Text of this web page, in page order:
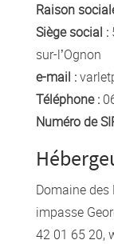
Raison
Siège social :
sur-l’Ognon
e-mail :varle
Téléphone :
Numéro de
Domaine des
impasse
42 01 65 20,